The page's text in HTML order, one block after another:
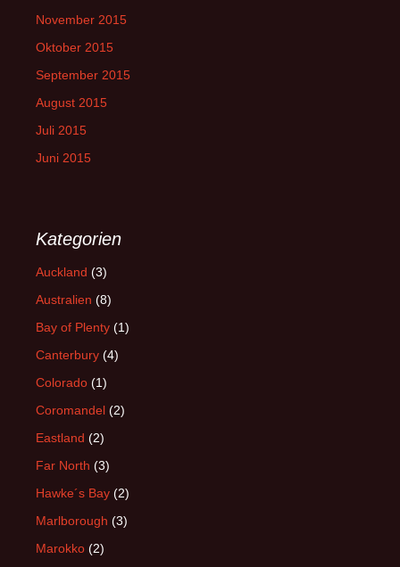
November 2015
Oktober 2015
September 2015
August 2015
Juli 2015
Juni 2015
Kategorien
Auckland (3)
Australien (8)
Bay of Plenty (1)
Canterbury (4)
Colorado (1)
Coromandel (2)
Eastland (2)
Far North (3)
Hawke´s Bay (2)
Marlborough (3)
Marokko (2)